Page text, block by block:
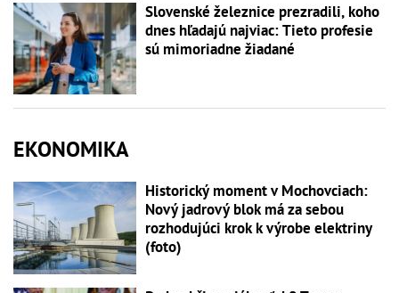
Slovenské železnice prezradili, koho
dnes hľadajú najviac: Tieto profesie
sú mimoriadne žiadané
EKONOMIKA
Historický moment v Mochovciach:
Nový jadrový blok má za sebou
rozhodujúci krok k výrobe elektriny
(foto)